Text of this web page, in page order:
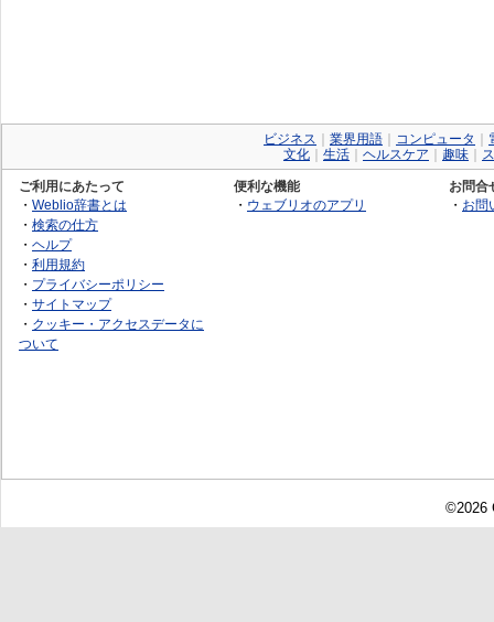
ビジネス 業界用語 コンピュータ
文化
生活 ヘルスケア 趣味
ご利用にあたって
・ Weblio辞書とは
・ 検索の仕方
・ ヘルプ
・ 利用規約
・ プライバシーポリシー
・ サイトマップ
・ クッキー・アクセスデータに
ついて
便利な機能
・ ウェブリオのアプリ
お問合
・ お問
©2026